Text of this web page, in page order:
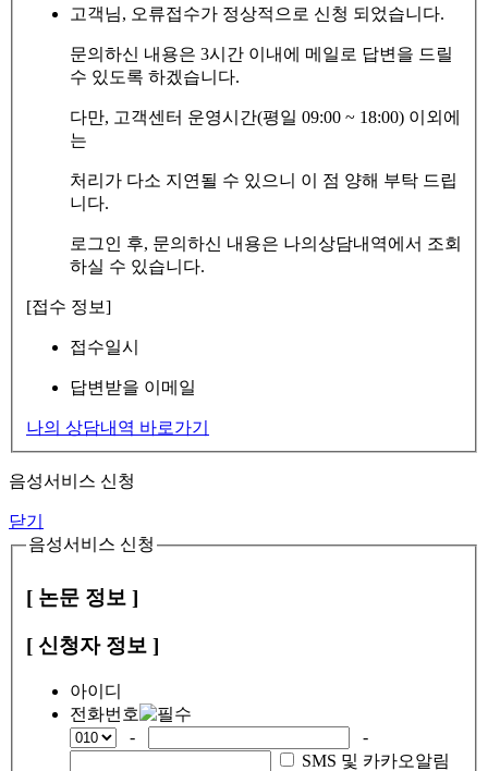
고객님, 오류접수가 정상적으로 신청 되었습니다.
문의하신 내용은 3시간 이내에 메일로 답변을 드릴
수 있도록 하겠습니다.
다만, 고객센터 운영시간(평일 09:00 ~ 18:00) 이외에
는
처리가 다소 지연될 수 있으니 이 점 양해 부탁 드립
니다.
로그인 후, 문의하신 내용은 나의상담내역에서 조회
하실 수 있습니다.
[접수 정보]
접수일시
답변받을 이메일
나의 상담내역 바로가기
음성서비스 신청
닫기
음성서비스 신청
[ 논문 정보 ]
[ 신청자 정보 ]
아이디
전화번호
-
-
SMS 및 카카오알림